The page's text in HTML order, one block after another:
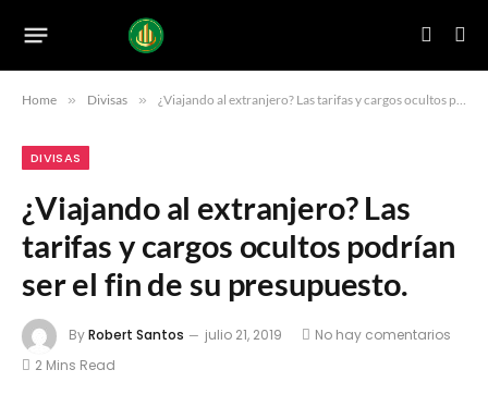
Home » Divisas » ¿Viajando al extranjero? Las tarifas y cargos ocultos podrían ser el fin de su presupuesto.
DIVISAS
¿Viajando al extranjero? Las
tarifas y cargos ocultos podrían
ser el fin de su presupuesto.
ByRobert Santos julio 21, 2019
No hay comentarios
2 Mins Read